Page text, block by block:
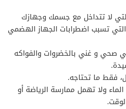
لا تتداخل مع جسمك وجهازك
تسبب اضطرابات الجهاز الهضمي
صحي و غني بالخضروات والفواكه
فقط ما تحتاجه.
ولا تهمل ممارسة الرياضة أو